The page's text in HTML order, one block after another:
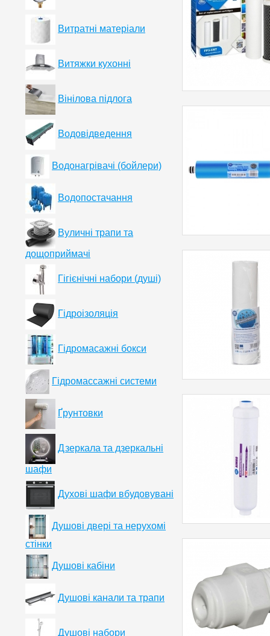
Витратні матеріали
Витяжки кухонні
Вінілова підлога
Водовідведення
Водонагрівачі (бойлери)
Водопостачання
Вуличні трапи та
дощоприймачі
Гігієнічні набори (душі)
Гідроізоляція
Гідромасажні бокси
Гідромассажні системи
Ґрунтовки
Дзеркала та дзеркальні
шафи
Духові шафи вбудовувані
Душові двері та нерухомі
стінки
Душові кабіни
Душові канали та трапи
Душові набори